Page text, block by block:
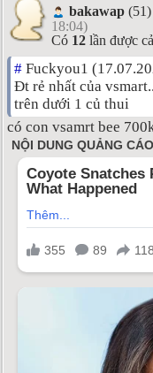
bakawap (51)
18:04)
Có 12 lần được
# Fuckyou1
Đt rẻ nhất của
trên dưới 1 củ thui
có con vsamrt bee